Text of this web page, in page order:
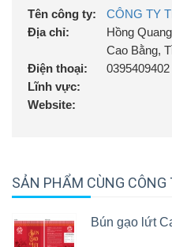
Tên công ty:
CÔNG TY
Địa chỉ:
Hồng
Cao Bằng,
Điện thoại:
0395409402
Lĩnh vực:
Website:
SẢN PHẨM CÙNG CÔNG
Bún gạo lứt